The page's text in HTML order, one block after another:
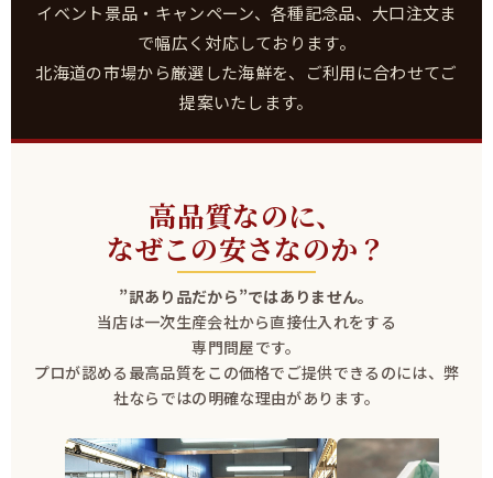
イベント景品・キャンペーン、各種記念品、大口注文ま
で幅広く対応しております。
北海道の市場から厳選した海鮮を、ご利用に合わせてご
提案いたします。
高品質なのに、
なぜこの安さなのか？
”訳あり品だから”ではありません。
当店は一次生産会社から直接仕入れをする
専門問屋です。
プロが認める最高品質をこの価格でご提供できるのには、弊
社ならではの明確な理由があります。